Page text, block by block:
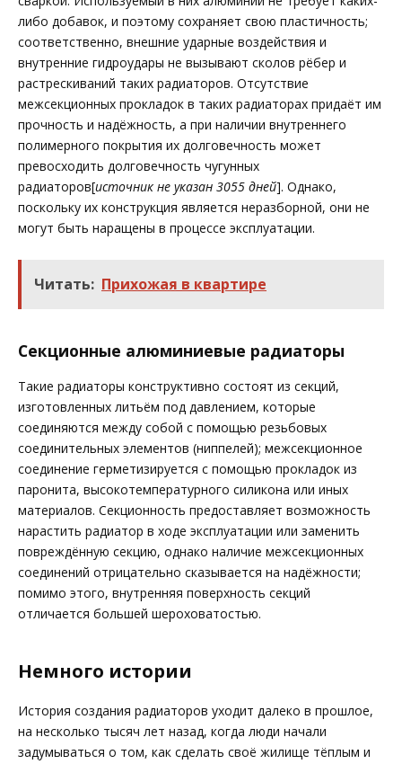
либо добавок, и поэтому сохраняет свою пластичность;
соответственно, внешние ударные воздействия и
внутренние гидроудары не вызывают сколов рёбер и
растрескиваний таких радиаторов. Отсутствие
межсекционных прокладок в таких радиаторах придаёт им
прочность и надёжность, а при наличии внутреннего
полимерного покрытия их долговечность может
превосходить долговечность чугунных
радиаторов[источник не указан 3055 дней]. Однако,
поскольку их конструкция является неразборной, они не
могут быть наращены в процессе эксплуатации.
Читать: Прихожая в квартире
Секционные алюминиевые радиаторы
Такие радиаторы конструктивно состоят из секций,
изготовленных литьём под давлением, которые
соединяются между собой с помощью резьбовых
соединительных элементов (ниппелей); межсекционное
соединение герметизируется с помощью прокладок из
паронита, высокотемпературного силикона или иных
материалов. Секционность предоставляет возможность
нарастить радиатор в ходе эксплуатации или заменить
повреждённую секцию, однако наличие межсекционных
соединений отрицательно сказывается на надёжности;
помимо этого, внутренняя поверхность секций
отличается большей шероховатостью.
Немного истории
История создания радиаторов уходит далеко в прошлое,
на несколько тысяч лет назад, когда люди начали
задумываться о том, как сделать своё жилище тёплым и